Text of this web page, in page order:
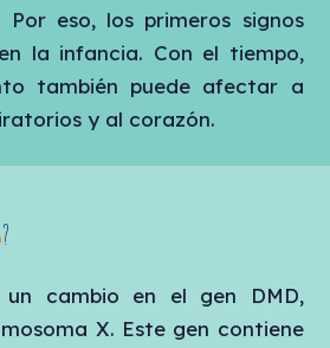
Por eso, los primeros signos
la infancia. Con el tiempo,
también puede afectar a
y al corazón.
?
un cambio en el gen DMD,
X. Este gen contiene